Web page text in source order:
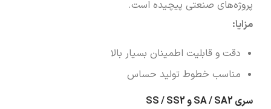
پروژه‌های صنعتی پیچیده است.
مزایا:
دقت و قابلیت اطمینان بسیار بالا
مناسب خطوط تولید حساس
سری SA / SA2 و SS / SS2